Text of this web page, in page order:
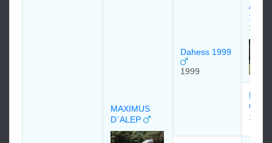
MAXIMUS
D`ALEP
Dahess 1999
1999
Амер
1984
1984
1984